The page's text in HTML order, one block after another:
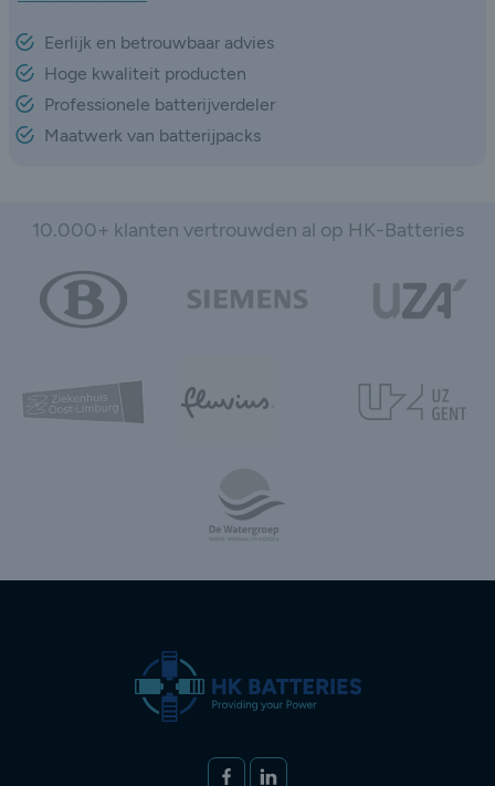
Eerlijk en betrouwbaar advies
Hoge kwaliteit producten
Professionele batterijverdeler
Maatwerk van batterijpacks
10.000+ klanten vertrouwden al op HK-Batteries
Volg ons op
FACEBOOKLINKEDIN